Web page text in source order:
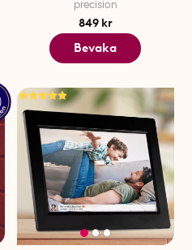
precision
849 kr
Bevaka